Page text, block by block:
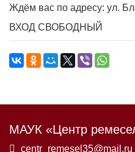
Ждём вас по адресу: ул.
ВХОД СВОБОДНЫЙ
МАУК «Центр
centr_remesel35@mail.ru